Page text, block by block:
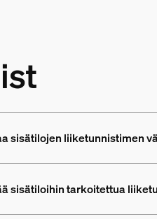
sisätilojen liiketunnistimen
sisätiloihin tarkoitettua